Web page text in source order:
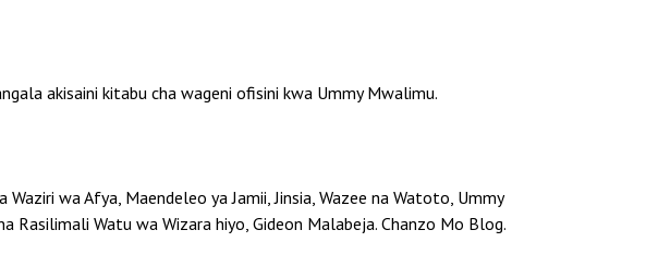
akisaini kitabu cha wageni ofisini kwa Ummy Mwalimu.
wa Afya, Maendeleo ya Jamii, Jinsia, Wazee na Watoto, Ummy
Rasilimali Watu wa Wizara hiyo, Gideon Malabeja. Chanzo Mo Blog.